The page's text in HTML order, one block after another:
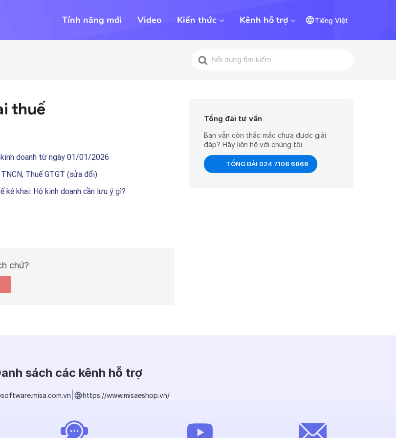
Tính năng mới Video Kiến thức Kênh hỗ trợ Tiếng Việt
Tìm
kiếm
thuế
kinh doanh từ ngày 01/01/2026
Thuế GTGT (sửa đổi)
kê khai: Hộ kinh doanh cần lưu ý gì?
chứ?
Tổng đài tư vấn
Bạn vẫn còn thắc mắc chưa được giải
đáp? Hãy liên hệ với chúng tôi
TỔNG ĐÀI 024 7108 6866
sách các kênh hỗ trợ
https://www.misaeshop.vn/